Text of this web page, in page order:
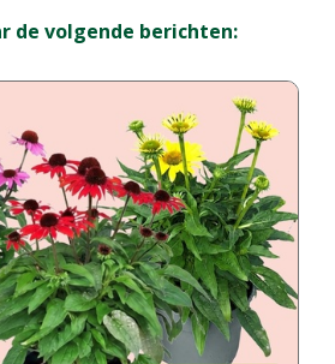
de volgende berichten: